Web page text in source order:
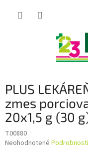
PLUS
zmes
20x1,5 g (30
T00880
Priemerné
Neohodnotené